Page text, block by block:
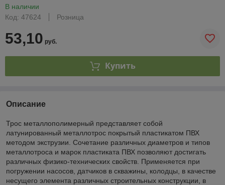
В наличии
Код: 47624
Розница
53,10 руб.
Купить
Описание
Трос металлополимерный представляет собой
латунированный металлотрос покрытый пластикатом ПВХ
методом экструзии. Сочетание различных диаметров и типов
металлотроса и марок пластиката ПВХ позволяют достигать
различных физико-технических свойств. Применяется при
погружении насосов, датчиков в скважины, колодцы, в качестве
несущего элемента различных строительных конструкции, в